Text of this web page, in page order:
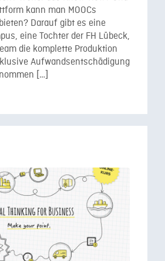
kann man MOOCs
Darauf gibt es eine
eine Tochter der FH Lübeck,
die komplette Produktion
Aufwandsentschädigung
[…]